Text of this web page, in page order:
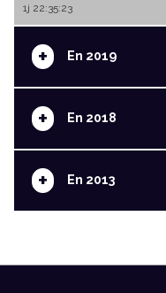
1j 22:35:23
+ En 2019
+ En 2018
+ En 2013